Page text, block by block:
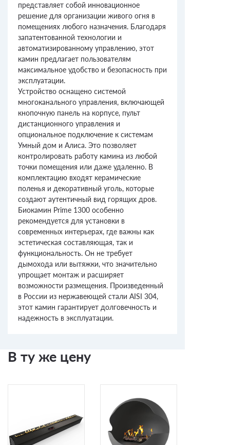
представляет собой инновационное
решение для организации живого огня в
помещениях любого назначения. Благодаря
запатентованной технологии и
автоматизированному управлению, этот
камин предлагает пользователям
максимальное удобство и безопасность при
эксплуатации.
Устройство оснащено системой
многоканального управления, включающей
кнопочную панель на корпусе, пульт
дистанционного управления и
опциональное подключение к системам
Умный дом и Алиса. Это позволяет
контролировать работу камина из любой
точки помещения или даже удаленно. В
комплектацию входят керамические
поленья и декоративный уголь, которые
создают аутентичный вид горящих дров.
Биокамин Prime 1300 особенно
рекомендуется для установки в
современных интерьерах, где важны как
эстетическая составляющая, так и
функциональность. Он не требует
дымохода или вытяжки, что значительно
упрощает монтаж и расширяет
возможности размещения. Произведенный
в России из нержавеющей стали AISI 304,
этот камин гарантирует долговечность и
надежность в эксплуатации.
В ту же цену